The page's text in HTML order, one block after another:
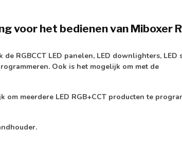
voor het bedienen van Miboxer
RGBCCT LED panelen, LED downlighters, LED
Ook is het mogelijk om met de
meerdere LED RGB+CCT producten te